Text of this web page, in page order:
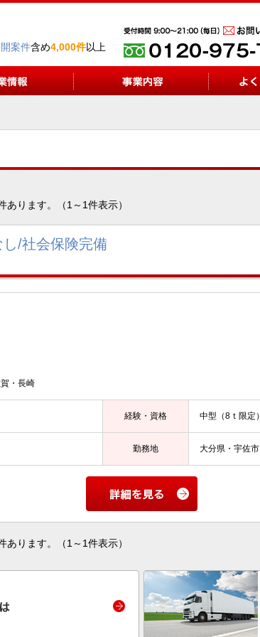
案件含め4,000件以上
あります。（1～1件表示）
/社会保険完備
・長崎
経験・資格 中型（8ｔ限定）
勤務地 大分県・宇佐市
あります。（1～1件表示）